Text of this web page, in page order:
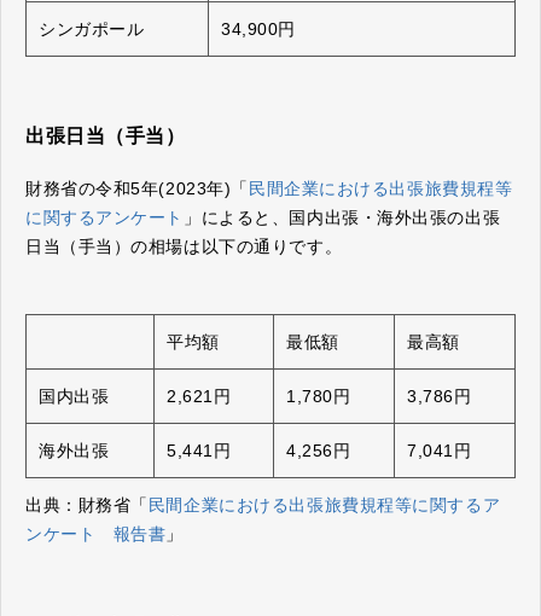
シンガポール 34,900円
出張日当（手当）
財務省の令和5年(2023年)「 民間企業における出張旅費規程等
に関するアンケート 」によると、国内出張・海外出張の出張
日当（手当）の相場は以下の通りです。
平均額 最低額 最高額
国内出張 2,621円 1,780円 3,786円
海外出張 5,441円 4,256円 7,041円
出典：財務省「 民間企業における出張旅費規程等に関するア
ンケート 報告書 」